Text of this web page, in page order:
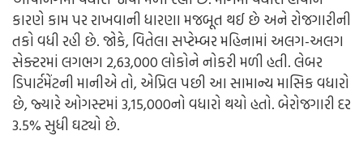
કારણે કામ પર રાખવાની ધારણા મજબૂત થઈ છે અને રોજગારીની
તકો વધી રહી છે. જોકે, વિતેલા સપ્ટેમ્બર મહિનામાં અલગ-અલગ
સેક્ટરમાં લગભગ 2,63,000 લોકોને નોકરી મળી હતી. લેબર
ડિપાર્ટમેંટની માનીએ તો, એપ્રિલ પછી આ સામાન્ય માસિક વધારો
છે, જ્યારે ઓગસ્ટમાં 3,15,000નો વધારો થયો હતો. બેરોજગારી દર
3.5% સુધી ઘટ્યો છે.